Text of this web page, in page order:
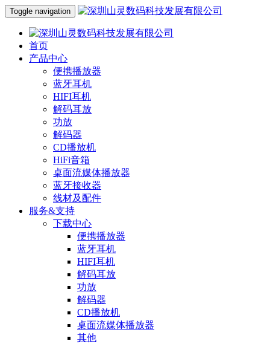
Toggle navigation
首页
产品中心
便携播放器
蓝牙耳机
HIFI耳机
解码耳放
功放
解码器
CD播放机
HiFi音箱
桌面流媒体播放器
蓝牙接收器
线材及配件
服务&支持
下载中心
便携播放器
蓝牙耳机
HIFI耳机
解码耳放
功放
解码器
CD播放机
桌面流媒体播放器
其他